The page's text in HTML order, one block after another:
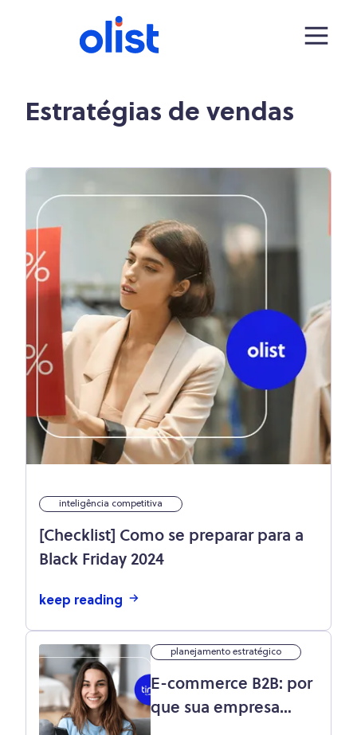
Estratégias de vendas
inteligência competitiva
[Checklist] Como se preparar para a
Black Friday 2024
keep reading
planejamento estratégico
E-commerce B2B: por
que sua empresa